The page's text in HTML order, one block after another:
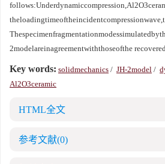
2modelareinagreementwiththoseofthe
Key words: solidmechanics / JH-2model /
Al2O3ceramic
HTML全文
参考文献(0)